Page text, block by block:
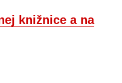
knižnice a na